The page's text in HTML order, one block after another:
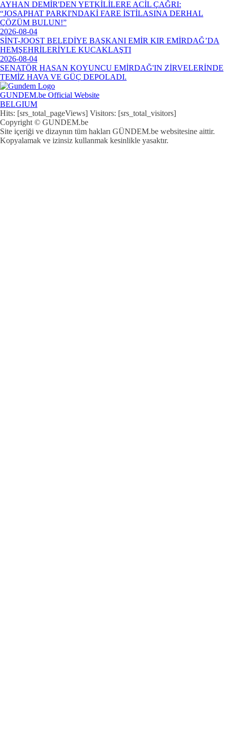
AYHAN DEMİR'DEN YETKİLİLERE ACİL ÇAĞRI:
“JOSAPHAT PARKI'NDAKİ FARE İSTİLASINA DERHAL
ÇÖZÜM BULUN!”
2026-08-04
SİNT-JOOST BELEDİYE BAŞKANI EMİR KIR EMİRDAĞ’DA
HEMŞEHRİLERİYLE KUCAKLAŞTI
2026-08-04
SENATÖR HASAN KOYUNCU EMİRDAĞ'IN ZİRVELERİNDE
TEMİZ HAVA VE GÜÇ DEPOLADI.
GUNDEM.be Official Website
BELGIUM
Hits: [srs_total_pageViews] Visitors: [srs_total_visitors]
Copyright © GUNDEM.be
Site içeriği ve dizaynın tüm hakları GÜNDEM.be websitesine aittir.
Kopyalamak ve izinsiz kullanmak kesinlikle yasaktır.